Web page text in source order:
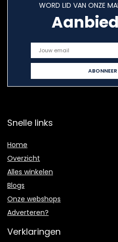
WORD LID VAN ONZE
Snelle links
Home
Overzicht
Alles winkelen
Blogs
Onze webshops
Adverteren?
Verklaringen